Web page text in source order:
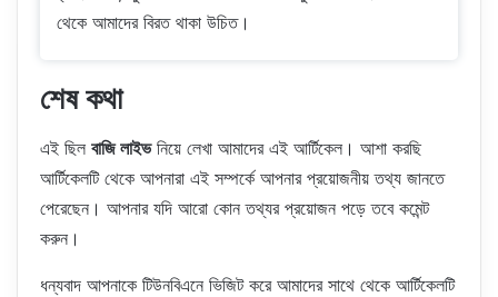
থেকে আমাদের বিরত থাকা উচিত।
শেষ কথা
এই ছিল বাজি লাইভনিয়ে লেখা আমাদের এই আর্টিকেল। আশা করছি
আর্টিকেলটি থেকে আপনারা এই সম্পর্কে আপনার প্রয়োজনীয় তথ্য জানতে
পেরেছেন। আপনার যদি আরো কোন তথ্যর প্রয়োজন পড়ে তবে কমেন্ট
করুন।
ধন্যবাদ আপনাকে টিউনবিএনে ভিজিট করে আমাদের সাথে থেকে আর্টিকেলটি